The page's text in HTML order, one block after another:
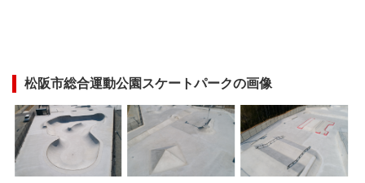
松阪市総合運動公園スケートパークの画像